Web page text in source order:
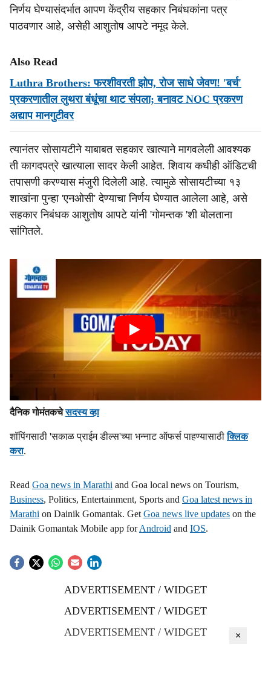
निर्णय घेण्यासंदर्भात आपण केंद्रीय सहकार निबंधकांना पत्र
पाठवणार आहे, असेही आशुतोष आपटे नमूद केले.
Also Read
Luthra Brothers: फरशीवरती झोप, रोज साधे जेवण! 'बर्च'
प्रकरणातील लुथरा बंधूंचा थाट संपला; बनावट NOC प्रकरण
अद्याप मानगुटीवर
त्यानंतर सोसायटीने याबाबत सहकार खात्याने मागवलेली आवश्यक
ती कागदपत्रे खात्याला सादर केली आहेत. शिवाय कधीही ऑडिटची
तपासणी करण्यास मंजुरी दिलेली आहे. त्यामुळे सोसायटीच्या १३
शाखांना पुन्हा 'एनओसी' देण्याचा निर्णय घेण्यात आलेला आहे, असे
सहकार निबंधक आशुतोष आपटे यांनी 'गोमन्तक 'शी बोलताना
सांगितले.
दैनिक गोमंतकचेसदस्य व्हा
शॉपिंगसाठी 'सकाळ प्राईम डील्स'च्या भन्नाट ऑफर्स पाहण्यासाठीक्लिक
करा.
Read Goa news in Marathi and Goa local news on Tourism,
Business, Politics, Entertainment, Sports and Goa latest news in
Marathi on Dainik Gomantak. Get Goa news live updates on the
Dainik Gomantak Mobile app forAndroid and IOS.
ADVERTISEMENT / WIDGET
ADVERTISEMENT / WIDGET
ADVERTISEMENT / WIDGET
×